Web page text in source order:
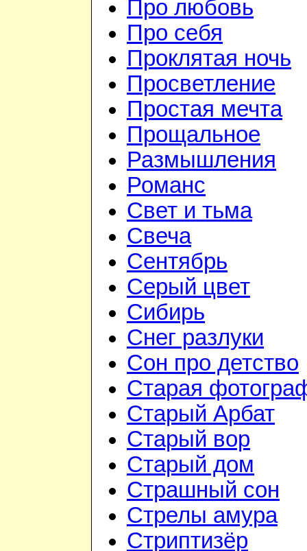
Про любовь
Про себя
Проклятая ночь
Просветление
Простая мечта
Прощальное
Размышления
Романс
Свет и тьма
Свеча
Сентябрь
Серый цвет
Сибирь
Снег разлуки
Сон про детство
Старая
Старый Арбат
Старый вор
Старый дом
Страшный сон
Стрелы амура
Стриптизёр